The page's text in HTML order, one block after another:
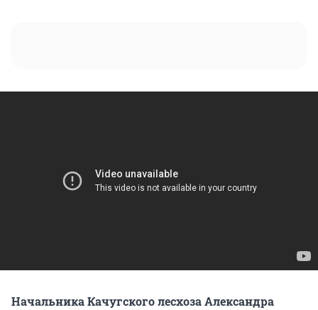
Начальника Качугского лесхоза Александра